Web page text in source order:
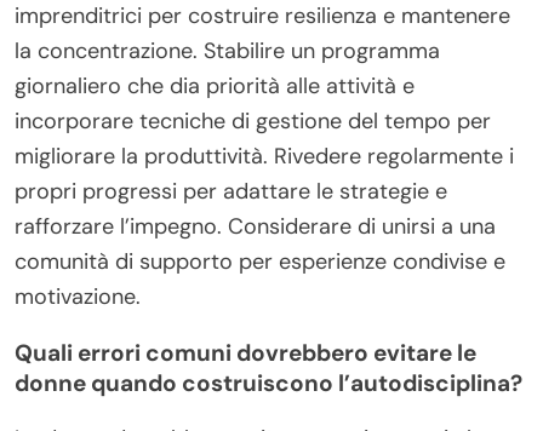
imprenditrici per costruire resilienza e mantenere
la concentrazione. Stabilire un programma
giornaliero che dia priorità alle attività e
incorporare tecniche di gestione del tempo per
migliorare la produttività. Rivedere regolarmente i
propri progressi per adattare le strategie e
rafforzare l’impegno. Considerare di unirsi a una
comunità di supporto per esperienze condivise e
motivazione.
Quali errori comuni dovrebbero evitare le
donne quando costruiscono l’autodisciplina?